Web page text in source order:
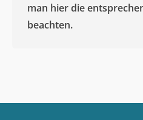
man hier die
beachten.